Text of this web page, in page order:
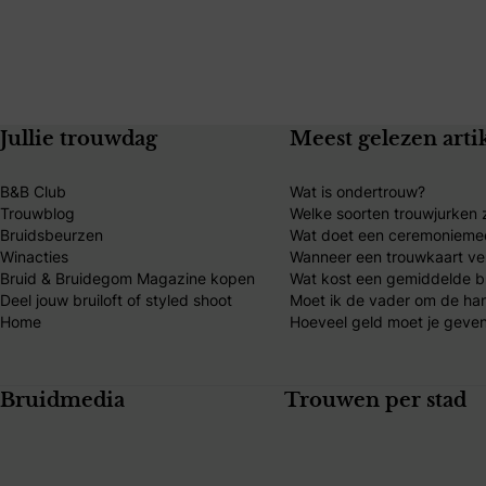
Jullie trouwdag
B&B Club
Trouwblog
Bruidsbeurzen
Winacties
Bruid & Bruidegom Magazine kopen
Deel jouw bruiloft of styled shoot
Home
Meest gelezen
Wat is ondertrouw?
Welke soorten trouwjurken
Wat doet een
Wanneer een trouwkaart
Wat kost een gemiddelde
Moet ik de vader om de
Hoeveel geld moet je
Bruidmedia Trouwen per stad